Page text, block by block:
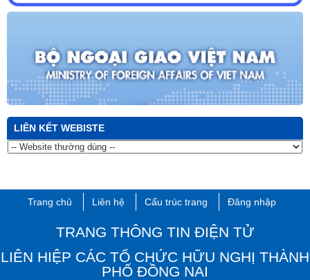
LIÊN KẾT WEBISTE
Trang chủ Liên hệ Cấu trúc trang Đăng nhập
TRANG THÔNG TIN ĐIỆN TỬ
LIÊN HIỆP CÁC TỔ CHỨC HỮU NGHỊ THÀNH
PHỐ ĐỒNG NAI